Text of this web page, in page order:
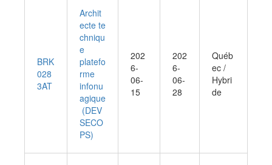
BRK
028
3AT
Archit
ecte te
chniqu
e
platefo
rme
infonu
agique
(DEV
SECO
PS)
202
6-
06-
15
202
6-
06-
28
Québ
ec /
Hybri
de